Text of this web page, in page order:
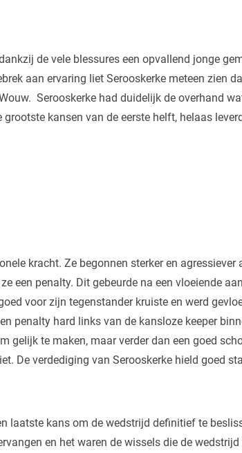
de vele blessures een opvallend jonge
aan ervaring liet Serooskerke meteen zien
Serooskerke had duidelijk de overhand
kansen van de eerste helft, helaas
kracht. Ze begonnen sterker en agressiever
een penalty. Dit gebeurde na een vloeiende
voor zijn tegenstander kruiste en werd
penalty hard links van de kansloze keeper
gelijk te maken, maar verder dan een goed
De verdediging van Serooskerke hield goed
laatste kans om de wedstrijd definitief te
en het waren de wissels die de wedstrijd